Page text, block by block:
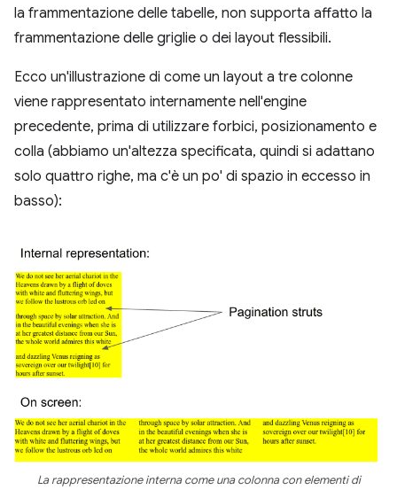
la frammentazione delle tabelle, non supporta affatto la
frammentazione delle griglie o dei layout flessibili.
Ecco un'illustrazione di come un layout a tre colonne
viene rappresentato internamente nell'engine
precedente, prima di utilizzare forbici, posizionamento e
colla (abbiamo un'altezza specificata, quindi si adattano
solo quattro righe, ma c'è un po' di spazio in eccesso in
basso):
La rappresentazione interna come una colonna con elementi di